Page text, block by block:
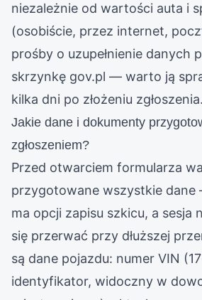
niezależnie od wartości auta i
(osobiście, przez internet,
prośby o uzupełnienie danych
skrzynkę gov.pl — warto ją
kilka dni po złożeniu zgłoszenia.
Jakie dane i dokumenty
zgłoszeniem?
Przed otwarciem formularza
przygotowane wszystkie
ma opcji zapisu szkicu, a sesja
się przerwać przy dłuższej
są dane pojazdu: numer VIN
identyfikator, widoczny w